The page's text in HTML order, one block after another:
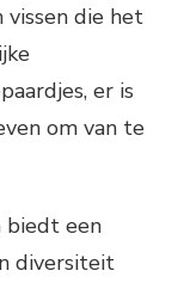
vissen die het
er is
om van te
biedt een
diversiteit